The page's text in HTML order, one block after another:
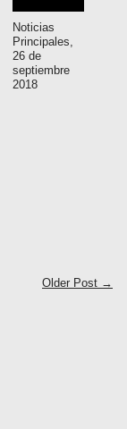
Noticias
Principales,
26 de
septiembre
2018
Older Post →